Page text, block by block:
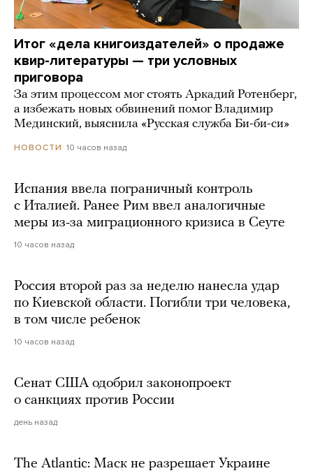
Итог «дела книгоиздателей» о продаже
квир-литературы — три условных
приговора
За этим процессом мог стоять Аркадий Ротенберг,
а избежать новых обвинений помог Владимир
Мединский, выяснила «Русская служба Би-би-си»
НОВОСТИ 10 часов назад
Испания ввела пограничный контроль
с Италией. Ранее Рим ввел аналогичные
меры из-за миграционного кризиса в Сеуте
10 часов назад
Россия второй раз за неделю нанесла удар
по Киевской области. Погибли три человека,
в том числе ребенок
10 часов назад
Сенат США одобрил законопроект
о санкциях против России
день назад
The Atlantic: Маск не разрешает Украине